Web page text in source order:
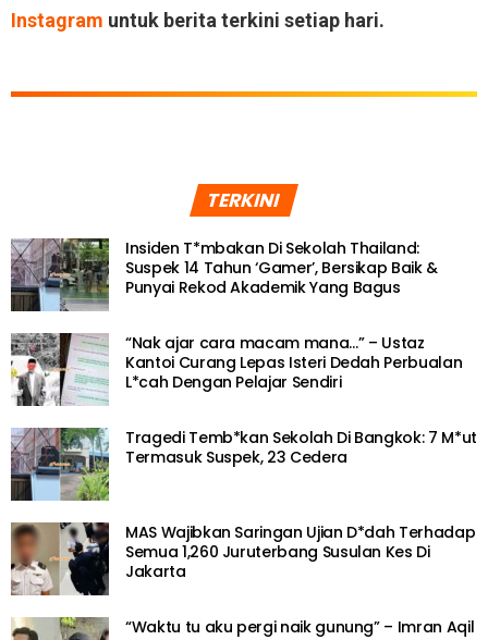
Instagram untuk berita terkini setiap hari.
TERKINI
Insiden T*mbakan Di Sekolah Thailand:
Suspek 14 Tahun ‘Gamer’, Bersikap Baik &
Punyai Rekod Akademik Yang Bagus
“Nak ajar cara macam mana…” – Ustaz
Kantoi Curang Lepas Isteri Dedah Perbualan
L*cah Dengan Pelajar Sendiri
Tragedi Temb*kan Sekolah Di Bangkok: 7 M*ut
Termasuk Suspek, 23 Cedera
MAS Wajibkan Saringan Ujian D*dah Terhadap
Semua 1,260 Juruterbang Susulan Kes Di
Jakarta
“Waktu tu aku pergi naik gunung” – Imran Aqil